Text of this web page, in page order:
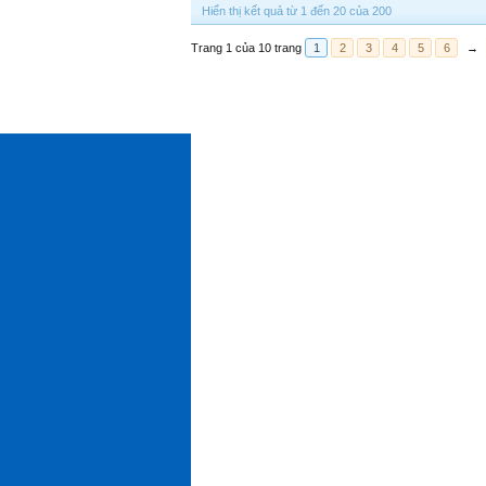
Hiển thị kết quả từ 1 đến 20 của 200
Trang 1 của 10 trang 1 2 3 4 5 6 →